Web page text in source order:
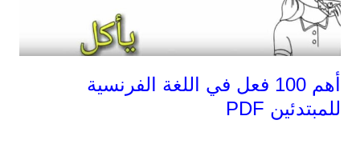
أهم 100 فعل في اللغة الفرنسية
للمبتدئين PDF